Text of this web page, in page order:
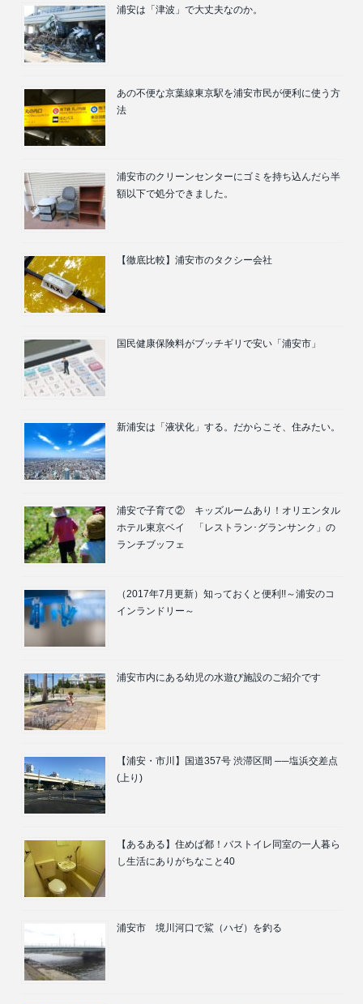
浦安は「津波」で大丈夫なのか。
あの不便な京葉線東京駅を浦安市民が便利に使う方
法
浦安市のクリーンセンターにゴミを持ち込んだら半
額以下で処分できました。
【徹底比較】浦安市のタクシー会社
国民健康保険料がブッチギリで安い「浦安市」
新浦安は「液状化」する。だからこそ、住みたい。
浦安で子育て② キッズルームあり！オリエンタル
ホテル東京ベイ 「レストラン･グランサンク」の
ランチブッフェ
（2017年7月更新）知っておくと便利!!～浦安のコ
インランドリー～
浦安市内にある幼児の水遊び施設のご紹介です
【浦安・市川】国道357号 渋滞区間 ──塩浜交差点
(上り)
【あるある】住めば都！バストイレ同室の一人暮ら
し生活にありがちなこと40
浦安市 境川河口で鯊（ハゼ）を釣る